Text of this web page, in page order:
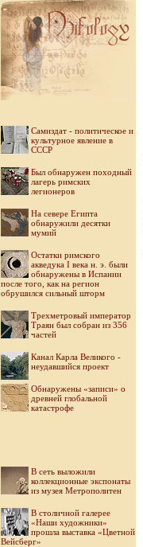
Самиздат - политическое и
культурное явление в
СССР
Был обнаружен походный
лагерь римских
легионеров
На севере Египта
обнаружили десятки
мумий
Остатки римского
акведука I века н. э. были
обнаружены в Испании
после того, как на регион
обрушился сильный шторм
Трехметровый император
Траян был собран из 356
частей
Канал Карла Великого -
неудавшийся проект
Обнаружены «записи» о
древней глобальной
катастрофе
В сеть выложили
коллекционные экспонаты
из музея Метрополитен
В столичной галерее
«Наши художники»
прошла выставка «Цветной
Вейсберг»